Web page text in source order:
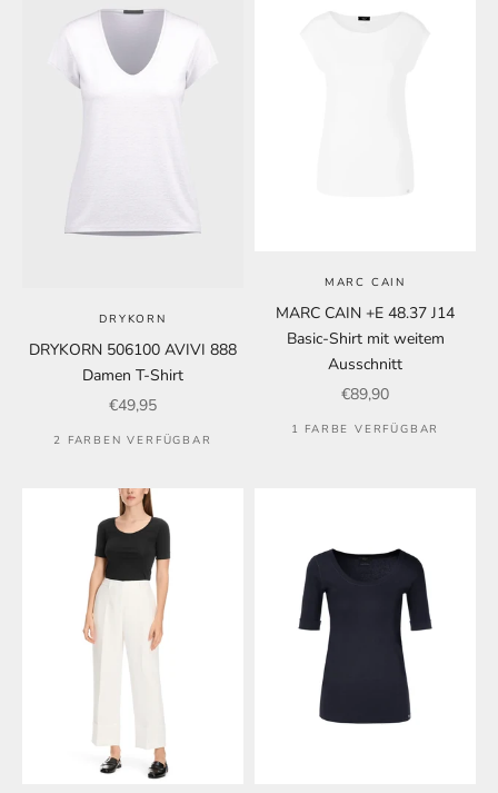
DRYKORN
DRYKORN 506100 AVIVI 888
Damen T-Shirt
Angebot
€49,95
2 FARBEN VERFÜGBAR
MARC CAIN
MARC CAIN +E 48.37 J14
Basic-Shirt mit weitem
Ausschnitt
Angebot
€89,90
1 FARBE VERFÜGBAR